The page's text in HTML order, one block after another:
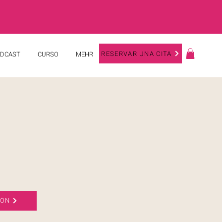
CURSO MEHR RESERVAR UNA CITA